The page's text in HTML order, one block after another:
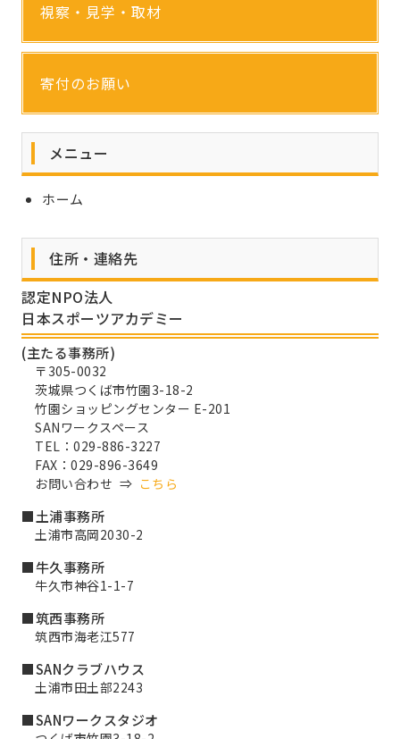
視察・見学・取材
寄付のお願い
メニュー
ホーム
住所・連絡先
認定NPO法人
日本スポーツアカデミー
(主たる事務所)
〒305-0032
茨城県つくば市竹園3-18-2
竹園ショッピングセンター E-201
SANワークスペース
TEL：029-886-3227
FAX：029-896-3649
お問い合わせ ⇒ こちら
■土浦事務所
土浦市高岡2030-2
■牛久事務所
牛久市神谷1-1-7
■筑西事務所
筑西市海老江577
■SANクラブハウス
土浦市田土部2243
■SANワークスタジオ